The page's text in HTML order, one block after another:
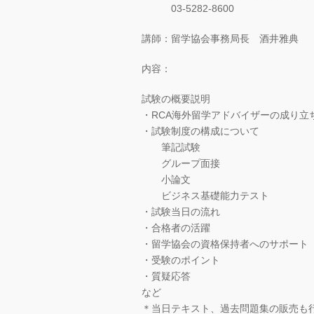
03-5282-8600
講師：留学協会事務局長 酒井雅典
内容：
試験の概要説明
・RCA海外留学アドバイザーの成り立
・試験制度の構成について
筆記試験
グループ面接
小論文
ビジネス基礎能力テスト
・試験当日の流れ
・合格者の活躍
・留学協会の資格保持者へのサポート
・受験のポイント
・質疑応答
など
＊当日テキスト、過去問題集の販売も